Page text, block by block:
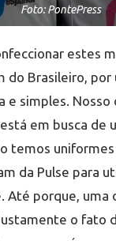
Foto: PontePress
estes
do Brasileiro, por
e simples.
em busca de
temos
da Pulse para
Até porque, uma
o fato